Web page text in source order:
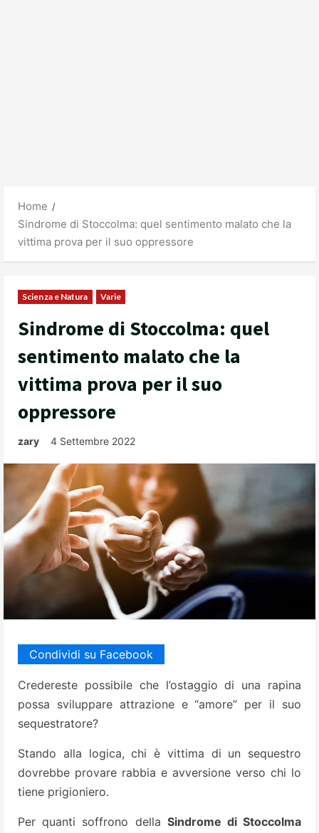
Home
Sindrome di Stoccolma: quel sentimento malato che la
vittima prova per il suo oppressore
Scienza e Natura Varie
Sindrome di Stoccolma: quel
sentimento malato che la
vittima prova per il suo
oppressore
zary 4 Settembre 2022
Condividi su Facebook
Credereste possibile che l’ostaggio di una rapina
possa sviluppare attrazione e “amore” per il suo
sequestratore?
Stando alla logica, chi è vittima di un sequestro
dovrebbe provare rabbia e avversione verso chi lo
tiene prigioniero.
Per quanti soffrono della Sindrome di Stoccolma